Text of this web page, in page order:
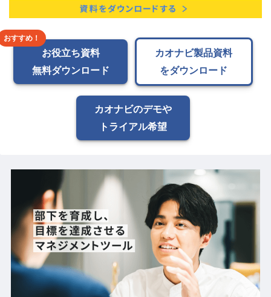
お役立ち資料
無料ダウンロード
カオナビ製品資料
をダウンロード
カオナビのデモや
トライアル希望